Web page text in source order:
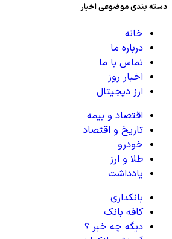
دسته بندی موضوعی اخبار
خانه
درباره ما
تماس با ما
اخبار روز
ارز دیجیتال
اقتصاد و بیمه
تاریخ و اقتصاد
خودرو
طلا و ارز
یادداشت
بانکداری
کافه بانک
دیگه چه خبر ؟